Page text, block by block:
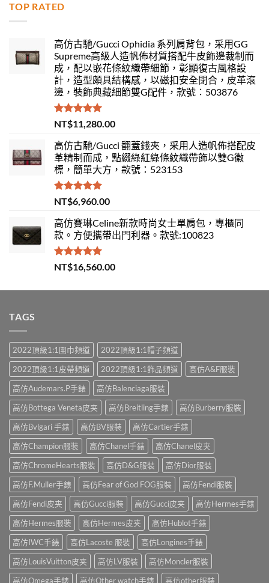
TOP RATED
高仿古馳/Gucci Ophidia 系列肩背包，采用GG
Supreme高級人造帆佈材質搭配牛皮飾邊裁制而
成，配以嵌花條紋織帶細節，彰顯復古風格設
計，造型頗具結構感，以磁扣安全閉合，皮革滾
邊，裝飾典藏細節雙G配件，款號：503876
評分5.00
滿分 5
NT$11,280.00
高仿古馳/Gucci 翻蓋錢夾，采用人造帆佈搭配皮
革精制而成，點綴綠紅綠條紋織帶飾以雙G徽
標，簡單大方，款號：523153
評分 5.00
滿分 5
NT$6,960.00
高仿賽琳Celine新款時尚女士單肩包，專櫃同
款。方便攜帶出門利器。款號:100823
評分5.00
滿分 5
NT$16,560.00
TAGS
2022頂級1:1圍巾頻道
2022頂級1:1帽子頻道
2022頂級1:1皮帶頻道
2022頂級1:1飾品頻道
高仿A&F服裝
高仿Audemars.P手錶
高仿Balenciaga服裝
高仿Bottega Veneta皮夹
高仿Breitling手錶
高仿Burberry服裝
高仿Bvlgari 手錶
高仿BV服裝
高仿Cartier手錶
高仿Champion服裝
高仿Chanel手錶
高仿Chanel皮夹
高仿ChromeHearts服裝
高仿D&G服裝
高仿Dior服裝
高仿F.Muller手錶
高仿Fear of God FOG服裝
高仿Fendi服裝
高仿Fendi皮夹
高仿Gucci服裝 高仿Gucci皮夹
高仿Hermes手錶
高仿Hermes服裝
高仿Hermes皮夹
高仿Hublot手錶
高仿IWC手錶
高仿Lacoste 服裝
高仿Longines手錶
高仿LouisVuitton皮夹
高仿LV服裝
高仿Moncler服裝
高仿Omega手錶
高仿Other watch手錶 高仿other服裝